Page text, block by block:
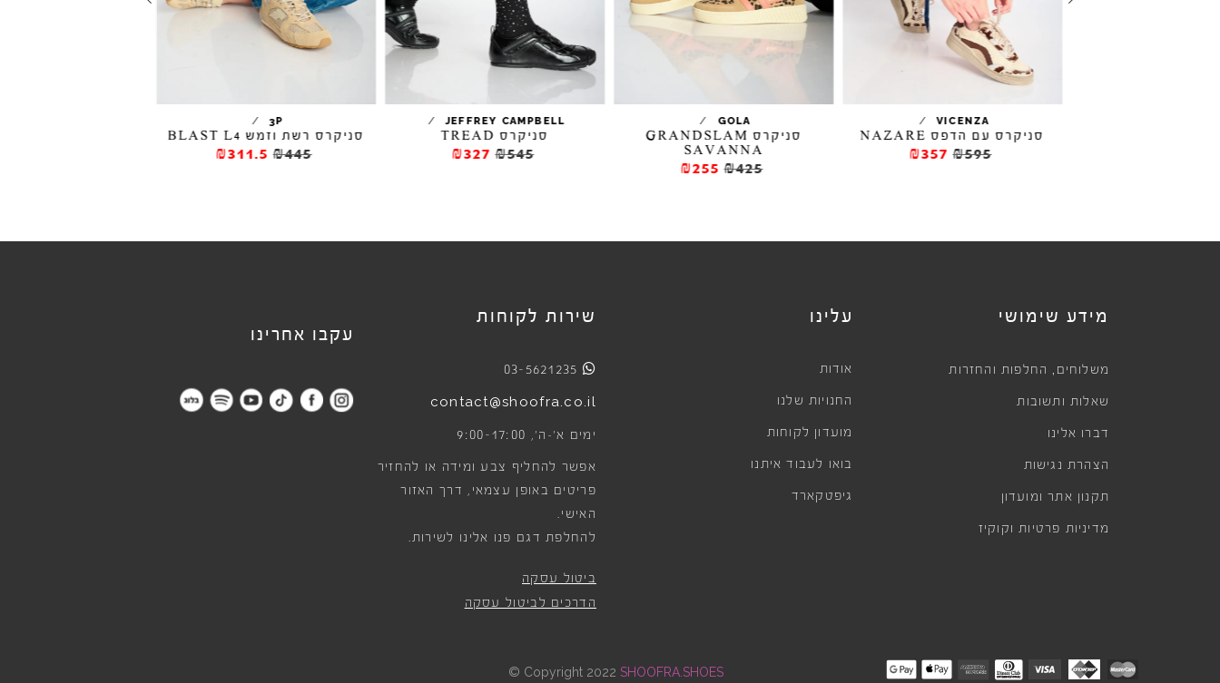
VICENZA
/
סניקרס עם הדפס NAZARE
₪595
₪357
GOLA
/
סניקרס GRANDSLAM
SAVANNA
₪425
₪255
JEFFREY CAMPBELL
/
סניקרס TREAD
₪545
₪327
3P
/
סניקרס רשת וזמש BLAST L4
₪445
₪311.5
מידע שימושי
משלוחים , החלפות והחזרות
שאלות ותשובות
דברו אלינו
הצהרת נגישות
תקנון אתר ומועדון
מדיניות פרטיות וקוקיז
עלינו
אודות
החנויות שלנו
מועדון לקוחות
בואו לעבוד איתנו
גיפטקארד
שירות לקוחות
03-5621235
contact@shoofra.co.il
ימים א׳-ה׳, 9:00-17:00
אפשר להחליף צבע ומידה או להחזיר
פריטים באופן עצמאי, דרך האזור
האישי.
להחלפת דגם פנו אלינו לשירות.
ביטול עסקה
הדרכים לביטול עסקה
עקבו אחרינו
Copyright 2022 SHOOFRA.SHOES
©